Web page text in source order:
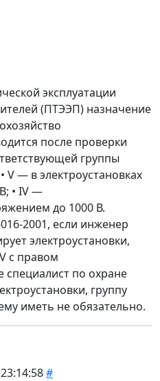
эксплуатации
(ПТЭЭП) назначение
после проверки
группы
V — в электроустановках
• IV —
до 1000 В.
2001, если инженер
электроустановки,
с правом
специалист по охране
группу
иметь не обязательно.
#